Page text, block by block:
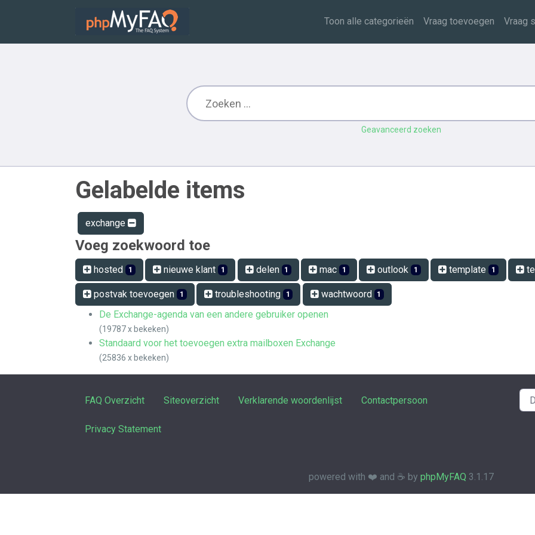
Toon alle categorieën Vraag toevoegen Vraag
Geavanceerd zoeken
Gelabelde items
exchange
Voeg zoekwoord toe
hosted 1 nieuwe klant 1 delen 1 mac 1 outlook 1 template 1
postvak toevoegen 1 troubleshooting 1 wachtwoord 1
De Exchange-agenda van een andere gebruiker openen
(19787 x bekeken)
Standaard voor het toevoegen extra mailboxen Exchange
(25836 x bekeken)
FAQ Overzicht Siteoverzicht Verklarende woordenlijst Contactpersoon
Privacy Statement
powered with ❤️ and ☕️ by phpMyFAQ 3.1.17